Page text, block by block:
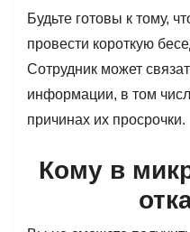
Будьте готовы к тому,
провести короткую
Сотрудник может
информации, в том
причинах их просрочки.
Кому в